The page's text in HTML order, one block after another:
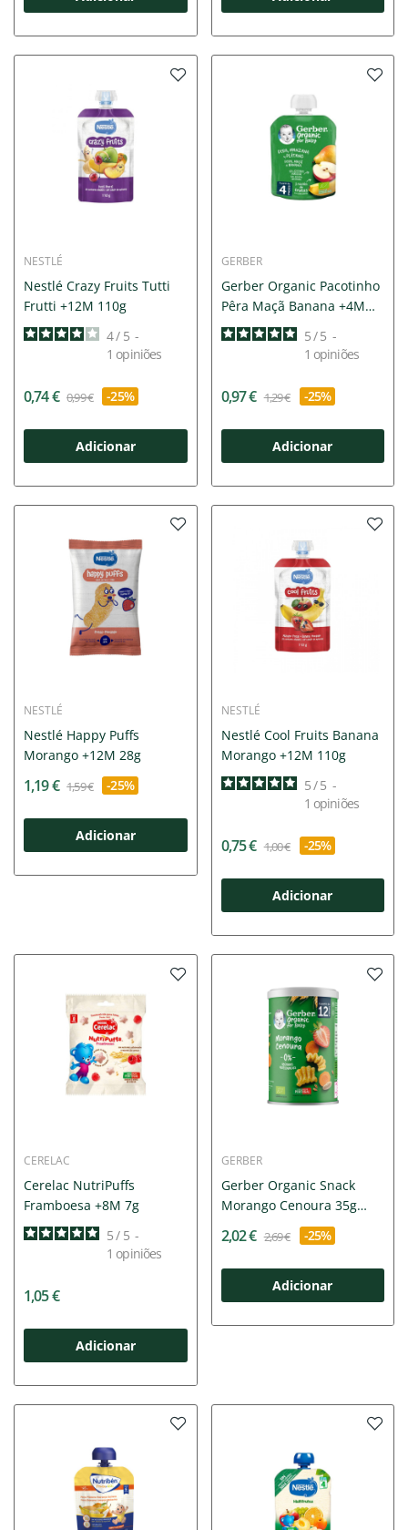
NESTLÉ
Nestlé Crazy Fruits Tutti
Frutti +12M 110g
4/ 5 -
1 opiniões
0,74 € 0,99 € -25%
Adicionar
GERBER
Gerber Organic Pacotinho
Pêra Maçã Banana +4M
90g
5/ 5 -
1 opiniões
0,97 € 1,29 € -25%
Adicionar
NESTLÉ
Nestlé Happy Puffs
Morango +12M 28g
1,19 € 1,59 € -25%
Adicionar
NESTLÉ
Nestlé Cool Fruits Banana
Morango +12M 110g
5/ 5 -
1 opiniões
0,75 € 1,00 € -25%
Adicionar
CERELAC
Cerelac NutriPuffs
Framboesa +8M 7g
5/ 5 -
1 opiniões
1,05 €
Adicionar
GERBER
Gerber Organic Snack
Morango Cenoura 35g
2,02 € 2,69 € -25%
Adicionar